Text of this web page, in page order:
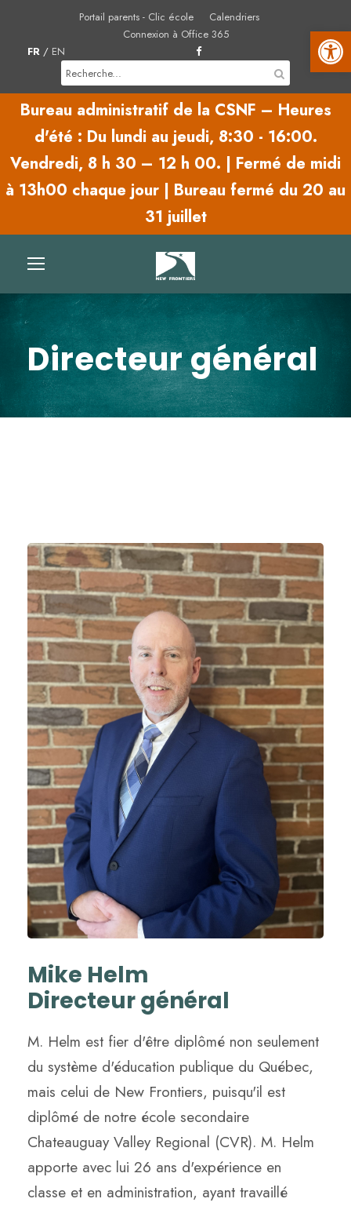
Ouvrir la barre d'outils
Portail parents - Clic école
Calendriers
Connexion à Office 365
FR / EN
Bureau administratif de la CSNF – Heures
d'été : Du lundi au jeudi, 8:30 - 16:00.
Vendredi, 8 h 30 – 12 h 00. | Fermé de midi
à 13h00 chaque jour | Bureau fermé du 20 au
31 juillet
Directeur général
Mike Helm
Directeur général
M. Helm est fier d'être diplômé non seulement
du système d'éducation publique du Québec,
mais celui de New Frontiers, puisqu'il est
diplômé de notre école secondaire
Chateauguay Valley Regional (CVR). M. Helm
apporte avec lui 26 ans d'expérience en
classe et en administration, ayant travaillé